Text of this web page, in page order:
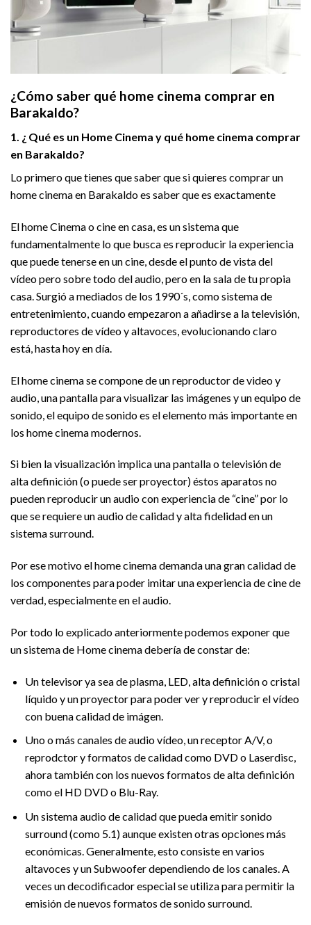
¿Cómo saber qué home cinema comprar en
Barakaldo?
1. ¿ Qué es un Home Cinema y qué home cinema comprar
en Barakaldo?
Lo primero que tienes que saber que si quieres comprar un
home cinema en Barakaldo es saber que es exactamente
El home Cinema o cine en casa, es un sistema que
fundamentalmente lo que busca es reproducir la experiencia
que puede tenerse en un cine, desde el punto de vista del
vídeo pero sobre todo del audio, pero en la sala de tu propia
casa. Surgió a mediados de los 1990´s, como sistema de
entretenimiento, cuando empezaron a añadirse a la televisión,
reproductores de vídeo y altavoces, evolucionando claro
está, hasta hoy en día.
El home cinema se compone de un reproductor de video y
audio, una pantalla para visualizar las imágenes y un equipo de
sonido, el equipo de sonido es el elemento más importante en
los home cinema modernos.
Si bien la visualización implica una pantalla o televisión de
alta definición (o puede ser proyector) éstos aparatos no
pueden reproducir un audio con experiencia de “cine” por lo
que se requiere un audio de calidad y alta fidelidad en un
sistema surround.
Por ese motivo el home cinema demanda una gran calidad de
los componentes para poder imitar una experiencia de cine de
verdad, especialmente en el audio.
Por todo lo explicado anteriormente podemos exponer que
un sistema de Home cinema debería de constar de:
Un televisor ya sea de plasma, LED, alta definición o cristal
líquido y un proyector para poder ver y reproducir el vídeo
con buena calidad de imágen.
Uno o más canales de audio vídeo, un receptor A/V, o
reprodctor y formatos de calidad como DVD o Laserdisc,
ahora también con los nuevos formatos de alta definición
como el HD DVD o Blu-Ray.
Un sistema audio de calidad que pueda emitir sonido
surround (como 5.1) aunque existen otras opciones más
económicas. Generalmente, esto consiste en varios
altavoces y un Subwoofer dependiendo de los canales. A
veces un decodificador especial se utiliza para permitir la
emisión de nuevos formatos de sonido surround.